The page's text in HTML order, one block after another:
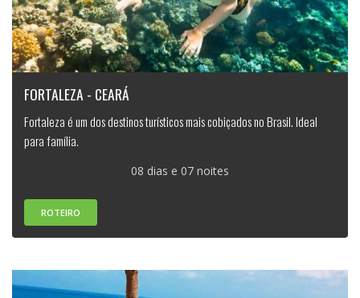
FORTALEZA - CEARÁ
Fortaleza é um dos destinos turísticos mais cobiçados no Brasil. Ideal
para família.
08 dias e 07 noites
ROTEIRO